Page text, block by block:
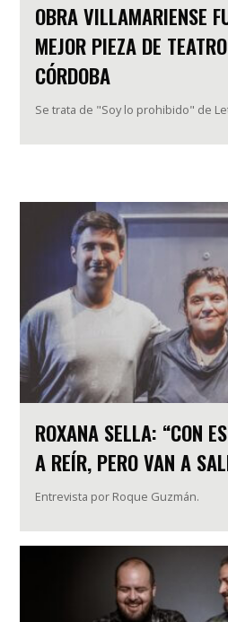
OBRA VILLAMARIENSE
MEJOR PIEZA DE
CÓRDOBA
Se trata de "Soy lo prohibido" de
ROXANA SELLA: “CON
A REÍR, PERO VAN A
Entrevista por Roque Guzmán.